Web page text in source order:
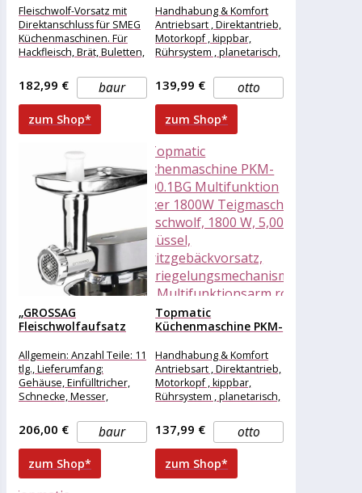
Direktanschluss für...
Fleischwolf-Vorsatz mit
Direktanschluss für SMEG
Küchenmaschinen. Für
Hackfleisch, Brät, Buletten,
vegan zum Pürieren von
gekochtem Gemüse
baur
182,99 €
zum Shop*
Multifunktion Mixer
1800W Teigmaschine...
Handhabung & Komfort
Antriebsart , Direktantrieb,
Motorkopf , kippbar,
Rührsystem , planetarisch,
Klicksystem, Art der Füße
otto
139,99 €
zum Shop*
„GROSSAG
Fleischwolfaufsatz
Küchenmaschinen-
Aufsätze
inkl.Wurstfüll-
Vorsatz...
Allgemein: Anzahl Teile: 11
tlg., Lieferumfang:
Gehäuse, Einfülltricher,
Schnecke, Messer,
x Lochscheiben, Wurstfüll-
Vorsatz und Spritzgebäck-
Vorsatz, Weitere Vorteile:
baur
206,00 €
zum Shop*
Topmatic
Küchenmaschine PKM-
Multifunktion Mixer
1800W Teigmaschine...
Handhabung & Komfort
Antriebsart , Direktantrieb,
Motorkopf , kippbar,
Rührsystem , planetarisch,
Klicksystem, Art der Füße
otto
137,99 €
zum Shop*